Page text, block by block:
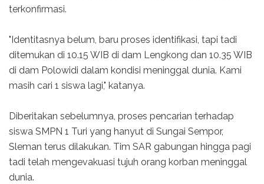
terkonfirmasi.
"Identitasnya belum, baru proses identifikasi, tapi tadi
ditemukan di 10.15 WIB di dam Lengkong dan 10.35 WIB
di dam Polowidi dalam kondisi meninggal dunia. Kami
masih cari 1 siswa lagi," katanya.
Diberitakan sebelumnya, proses pencarian terhadap
siswa SMPN 1 Turi yang hanyut di Sungai Sempor,
Sleman terus dilakukan. Tim SAR gabungan hingga pagi
tadi telah mengevakuasi tujuh orang korban meninggal
dunia.